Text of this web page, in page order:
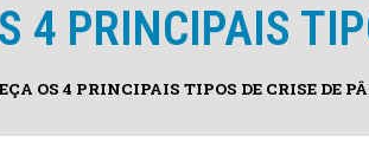
4 PRINCIPAIS
OS 4 PRINCIPAIS TIPOS DE CRISE DE